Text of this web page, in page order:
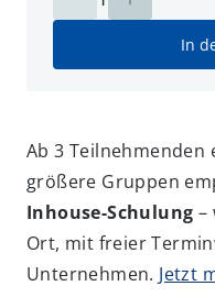
In
Ab 3 Teilnehmenden
größere Gruppen
Inhouse-Schulung –
Ort, mit freier
Unternehmen. Jetzt